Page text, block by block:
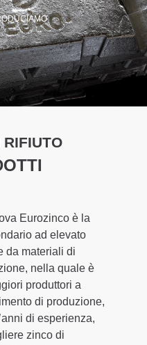
RIFIUTO
Eurozinco è la
ad elevato
da materiali di
nella quale è
produttori a
di produzione,
di esperienza,
zinco di